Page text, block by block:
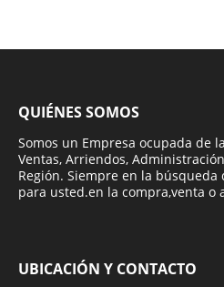
QUIÉNES SOMOS
Somos un Empresa ocupada de
Ventas, Arriendos,
Región. Siempre en la
para usted.en la compra,venta
UBICACIÓN Y CONTACTO